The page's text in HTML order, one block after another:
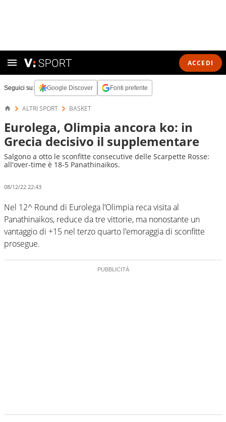
ACCEDI
Seguici su: Google Discover Fonti preferite
ALTRI SPORT BASKET
Eurolega, Olimpia ancora ko: in
Grecia decisivo il supplementare
Salgono a otto le sconfitte consecutive delle Scarpette Rosse:
all'over-time è 18-5 Panathinaikos.
08/12/22 22:43
Nel 12^ Round di Eurolega l’Olimpia reca visita al
Panathinaikos, reduce da tre vittorie, ma nonostante un
vantaggio di +15 nel terzo quarto l’emoraggia di sconfitte
prosegue.